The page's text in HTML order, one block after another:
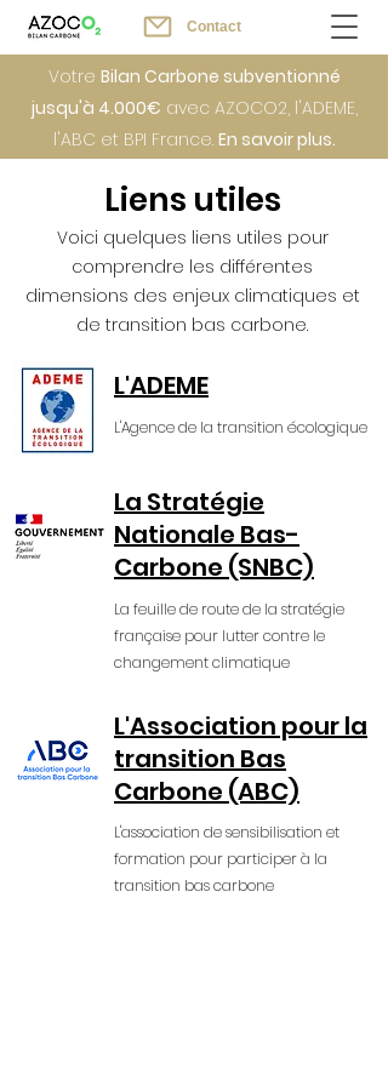
Contact
Votre Bilan Carbone subventionné
jusqu'à 4.000€ avec AZOCO2, l'ADEME,
l'ABC et BPI France. En savoir plus.
Liens utiles
Voici quelques liens utiles pour
comprendre les différentes
dimensions des enjeux climatiques et
de transition bas carbone.​
L'ADEME
L'Agence de la transition écologique
La Stratégie
Nationale Bas-
Carbone (SNBC)
La feuille de route de la stratégie
française pour lutter contre le
changement climatique
L'Association pour la
transition Bas
Carbone (ABC)
L'association de sensibilisation et
formation pour participer à la
transition bas carbone